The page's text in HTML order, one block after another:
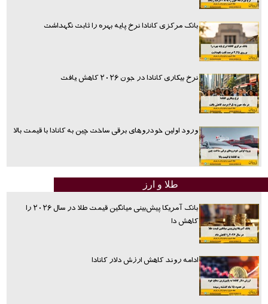
بانک مرکزی کانادا نرخ پایه بهره را ثابت نگهداشت
نرخ بیکاری کانادا در جون ۲۰۲۶ کاهش یافت
ورود اولین خودروهای برقی ساخت چین به کانادا با قیمت بالا
طلا و ارز
بانک آمریکا پیش‌بینی میانگین قیمت طلا در سال ۲۰۲۶ را
کاهش دا
ادامه روند کاهش ارزش دلار کانادا